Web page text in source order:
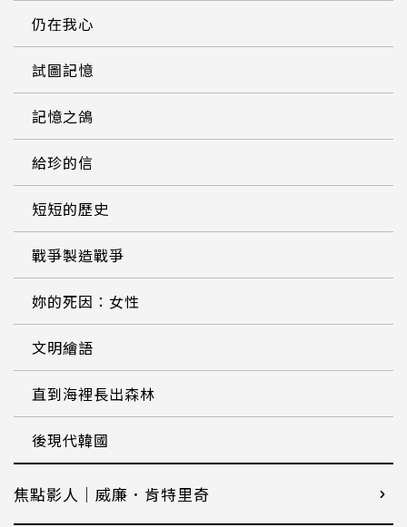
仍在我心
試圖記憶
記憶之鴿
給珍的信
短短的歷史
戰爭製造戰爭
妳的死因：女性
文明繪語
直到海裡長出森林
後現代韓國
焦點影人｜威廉．肯特里奇